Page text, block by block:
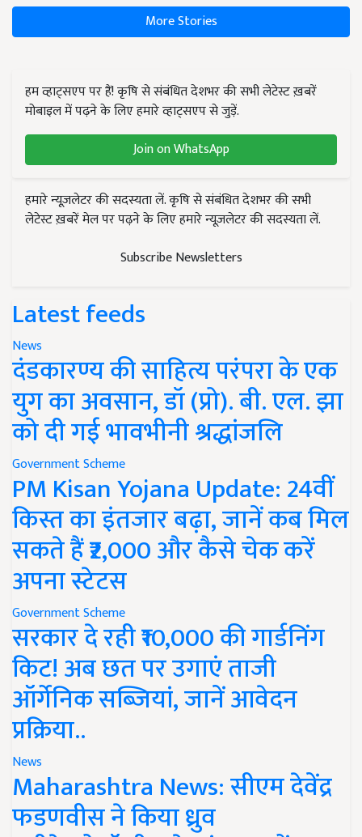
More Stories
हम व्हाट्सएप पर हैं! कृषि से संबंधित देशभर की सभी लेटेस्ट ख़बरें
मोबाइल में पढ़ने के लिए हमारे व्हाट्सएप से जुड़ें.
Join on WhatsApp
हमारे न्यूज़लेटर की सदस्यता लें. कृषि से संबंधित देशभर की सभी
लेटेस्ट ख़बरें मेल पर पढ़ने के लिए हमारे न्यूज़लेटर की सदस्यता लें.
Subscribe Newsletters
Latest feeds
News
दंडकारण्य की साहित्य परंपरा के एक
युग का अवसान, डॉ (प्रो). बी. एल. झा
को दी गई भावभीनी श्रद्धांजलि
Government Scheme
PM Kisan Yojana Update: 24वीं
किस्त का इंतजार बढ़ा, जानें कब मिल
सकते हैं ₹2,000 और कैसे चेक करें
अपना स्टेटस
Government Scheme
सरकार दे रही ₹10,000 की गार्डनिंग
किट! अब छत पर उगाएं ताजी
ऑर्गेनिक सब्जियां, जानें आवेदन
प्रक्रिया..
News
Maharashtra News: सीएम देवेंद्र
फडणवीस ने किया ध्रुव